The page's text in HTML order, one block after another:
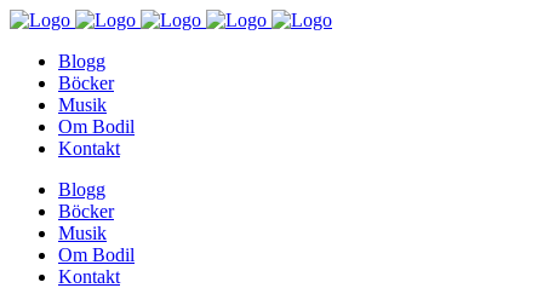
Blogg
Böcker
Musik
Om Bodil
Kontakt
Blogg
Böcker
Musik
Om Bodil
Kontakt